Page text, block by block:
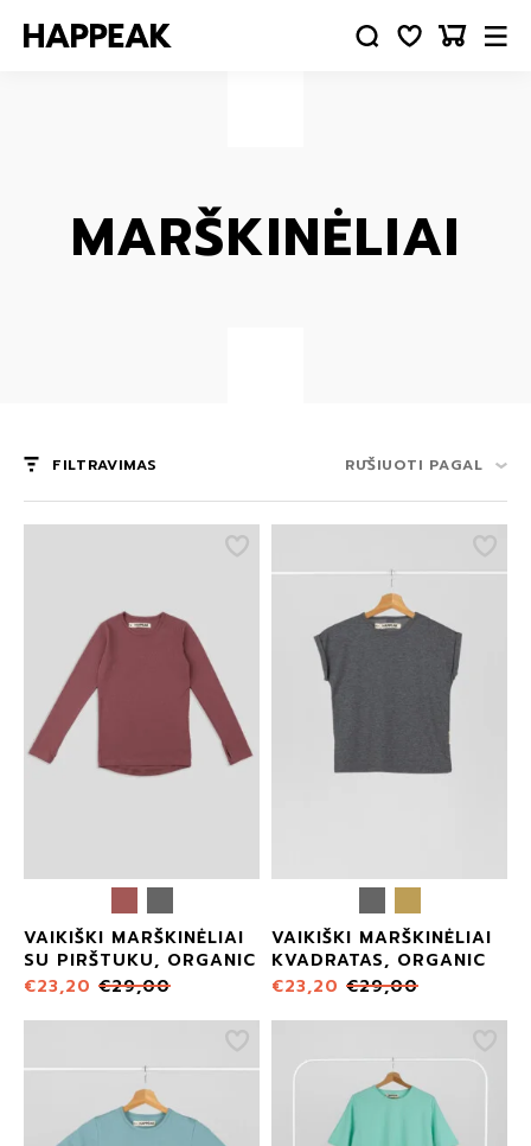
MARŠKINĖLIAI
FILTRAVIMAS RŪŠIUOTI PAGAL
VAIKIŠKI MARŠKINĖLIAI
SU PIRŠTUKU, ORGANIC
€23,20 €29,00
VAIKIŠKI MARŠKINĖLIAI
KVADRATAS, ORGANIC
€23,20 €29,00